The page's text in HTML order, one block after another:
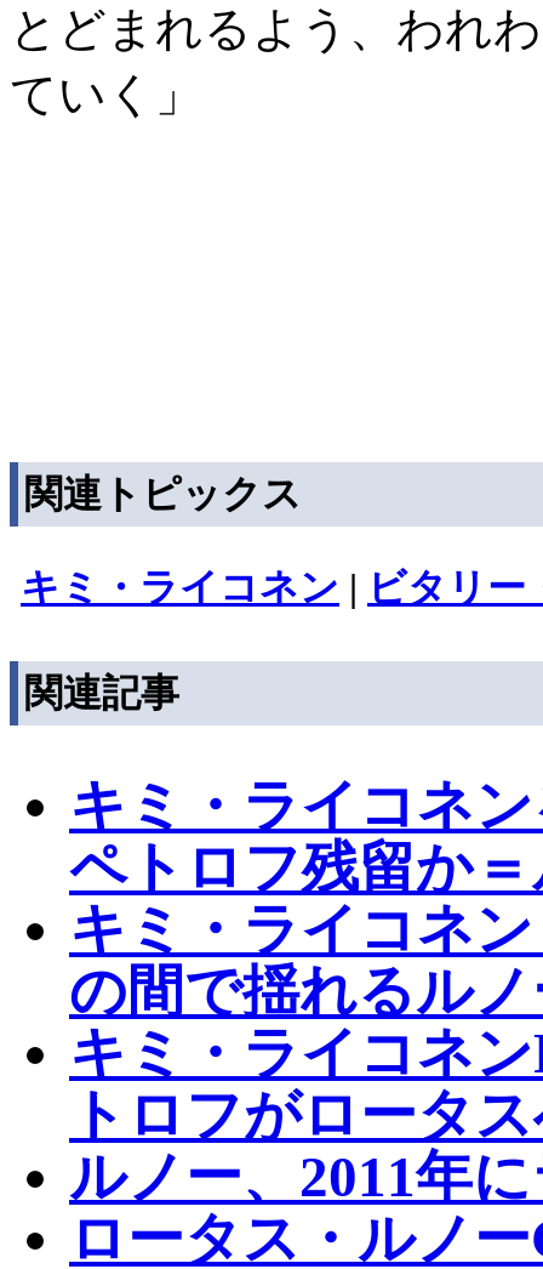
とどまれるよう、われ
ていく」
関連トピックス
キミ・ライコネン | ビタリー
関連記事
キミ・ライコネ
ペトロフ残留か
キミ・ライコネ
の間で揺れるル
キミ・ライコネ
トロフがロータ
ルノー、2011年
ロータス・ルノ